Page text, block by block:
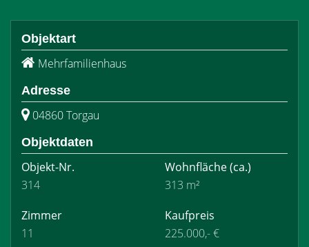
Objektart
Mehrfamilienhaus
Adresse
04860 Torgau
Objektdaten
Objekt-Nr.
314
Wohnfläche(ca.)
313 m²
Zimmer
11
Kaufpreis
225.000,- €